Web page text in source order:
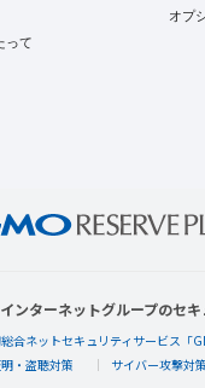
って
オプ
ンターネットグループのセ
合ネットセキュリティサービス「
・盗聴対策
サイバー攻撃対